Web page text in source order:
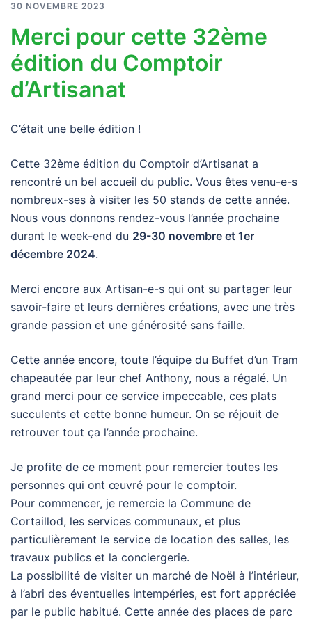
30 NOVEMBRE 2023
Merci pour cette 32ème
édition du Comptoir
d’Artisanat
C’était une belle édition !
Cette 32ème édition du Comptoir d’Artisanat a
rencontré un bel accueil du public. Vous êtes venu-e-s
nombreux-ses à visiter les 50 stands de cette année.
Nous vous donnons rendez-vous l’année prochaine
durant le week-end du 29-30 novembre et 1er
décembre 2024.
Merci encore aux Artisan-e-s qui ont su partager leur
savoir-faire et leurs dernières créations, avec une très
grande passion et une générosité sans faille.
Cette année encore, toute l’équipe du Buffet d’un Tram
chapeautée par leur chef Anthony, nous a régalé. Un
grand merci pour ce service impeccable, ces plats
succulents et cette bonne humeur. On se réjouit de
retrouver tout ça l’année prochaine.
Je profite de ce moment pour remercier toutes les
personnes qui ont œuvré pour le comptoir.
Pour commencer, je remercie la Commune de
Cortaillod, les services communaux, et plus
particulièrement le service de location des salles, les
travaux publics et la conciergerie.
La possibilité de visiter un marché de Noël à l’intérieur,
à l’abri des éventuelles intempéries, est fort appréciée
par le public habitué. Cette année des places de parc